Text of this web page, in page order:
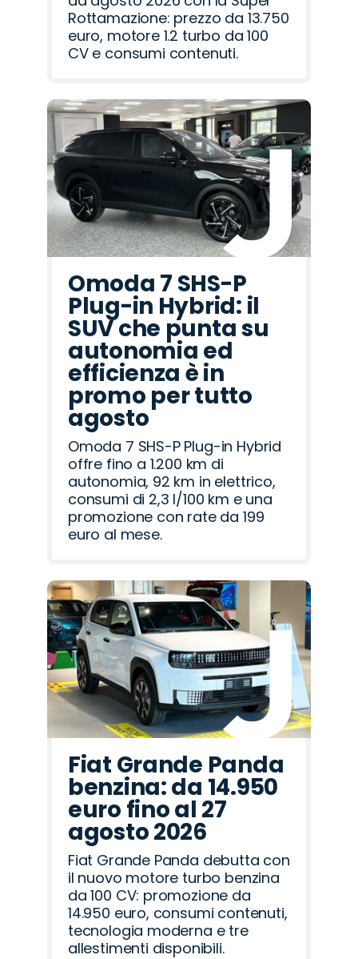
Rottamazione: prezzo da 13.750
euro, motore 1.2 turbo da 100
CV e consumi contenuti.
Omoda 7 SHS-P
Plug-in Hybrid: il
SUV che punta su
autonomia ed
efficienza è in
promo per tutto
agosto
Omoda 7 SHS-P Plug-in Hybrid
offre fino a 1.200 km di
autonomia, 92 km in elettrico,
consumi di 2,3 l/100 km e una
promozione con rate da 199
euro al mese.
Fiat Grande Panda
benzina: da 14.950
euro fino al 27
agosto 2026
Fiat Grande Panda debutta con
il nuovo motore turbo benzina
da 100 CV: promozione da
14.950 euro, consumi contenuti,
tecnologia moderna e tre
allestimenti disponibili.